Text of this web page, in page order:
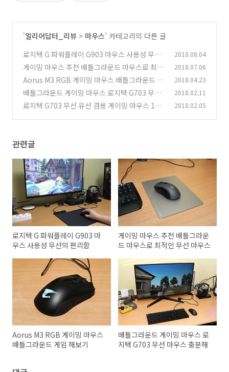
'얼리어답터_리뷰 > 마우스' 카테고리의 다른 글
로지텍 G 파워플레이 G903 마우스 사용성 무선
의 편리함 (0)
2018.08.04
게이밍 마우스 추천 배틀그라운드 마우스로 최적
인 무선 마우스
(4)
2018.07.06
Aorus M3 RGB 게이밍 마우스 배틀그라운드 게
임 해보기 (2)
2018.04.23
배틀그라운드 게이밍 마우스 로지텍 G703 무선
마우스 충분해 (0)
2018.02.11
로지텍 G703 무선 유선 겸용 게이밍 마우스 100
2018.02.05
관련글
로지텍 G 파워플레이 G903 마
우스 사용성 무선의 편리함
게이밍 마우스 추천 배틀그라운
드 마우스로 최적인 무선 마우스
Aorus M3 RGB 게이밍 마우스
배틀그라운드 게임 해보기
배틀그라운드 게이밍 마우스 로
지텍 G703 무선 마우스 충분해